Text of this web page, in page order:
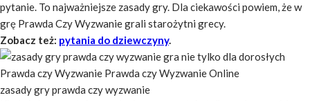
pytanie. To najważniejsze zasady gry. Dla ciekawości powiem, że w
grę Prawda Czy Wyzwanie grali starożytni grecy.
Zobacz też: pytania do dziewczyny.
zasady gry prawda czy wyzwanie